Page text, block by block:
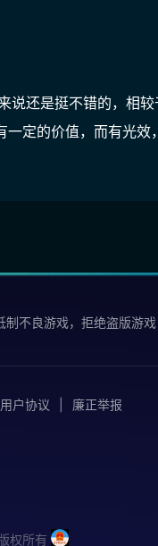
说还是挺不错的，相
一定的价值，而有光效
制不良游戏，拒绝盗版游
用户协议 廉正举报
权所有